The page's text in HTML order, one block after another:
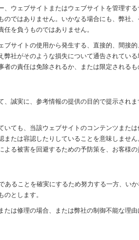
ウェブサイトまたはウェブサイトを管理す
ではありません。いかなる場合にも、弊社
を負うものではありません。
サイトの使用から発生する、直接的、間接
社がそのような損失について通告されてい
の責任は免除されるか、または限定されるも
誠実に、参考情報の提供の目的で提示され
ても、当該ウェブサイトのコンテンツまた
たは容認したりしていることを意味しませ
る被害を回避するための予防策を、お客様の
ることを確実にするため努力する一方、い
とします。
は修理の場合、または弊社の制御不能な理